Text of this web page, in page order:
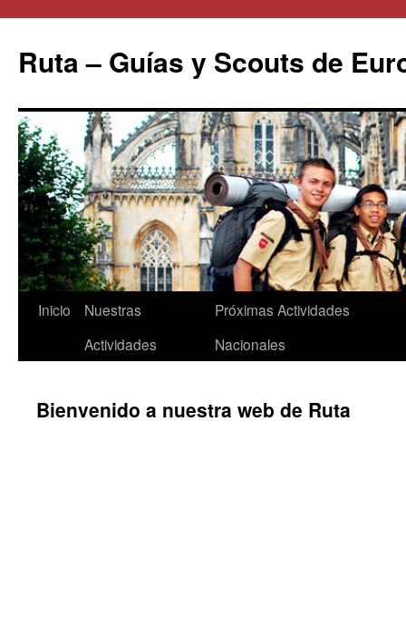
contenido
Ruta – Guías y Scouts de
Inicio
Nuestras
Actividades
Próximas Actividades
Nacionales
Bienvenido a nuestra web de Ruta